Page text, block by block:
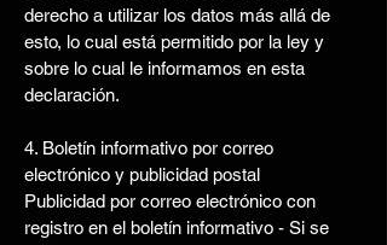
derecho a utilizar los datos más allá de
esto, lo cual está permitido por la ley y
sobre lo cual le informamos en esta
declaración.
4. Boletín informativo por correo
electrónico y publicidad postal
Publicidad por correo electrónico con
registro en el boletín informativo - Si se